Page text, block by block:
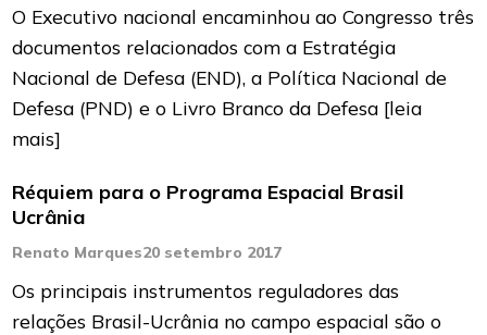
O Executivo nacional encaminhou ao Congresso três
documentos relacionados com a Estratégia
Nacional de Defesa (END), a Política Nacional de
Defesa (PND) e o Livro Branco da Defesa [leia
mais]
Réquiem para o Programa Espacial Brasil
Ucrânia
Renato Marques20 setembro 2017
Os principais instrumentos reguladores das
relações Brasil-Ucrânia no campo espacial são o